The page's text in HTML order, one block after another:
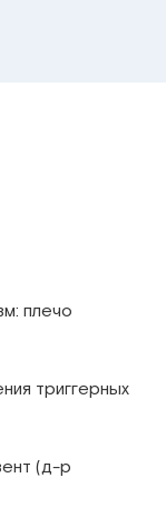
плечо
триггерных
(д-р